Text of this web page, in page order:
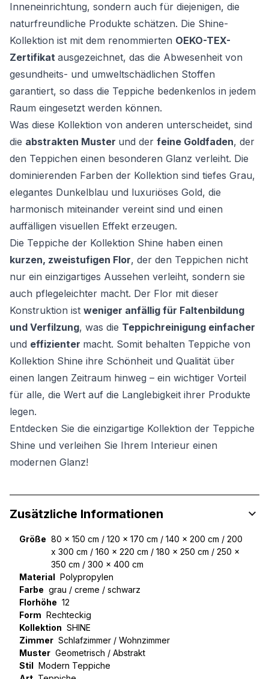
Inneneinrichtung, sondern auch für diejenigen, die
naturfreundliche Produkte schätzen. Die Shine-
Kollektion ist mit dem renommierten OEKO-TEX-
Zertifikat ausgezeichnet, das die Abwesenheit von
gesundheits- und umweltschädlichen Stoffen
garantiert, so dass die Teppiche bedenkenlos in jedem
Raum eingesetzt werden können.
Was diese Kollektion von anderen unterscheidet, sind
die abstrakten Muster und der feine Goldfaden, der
den Teppichen einen besonderen Glanz verleiht. Die
dominierenden Farben der Kollektion sind tiefes Grau,
elegantes Dunkelblau und luxuriöses Gold, die
harmonisch miteinander vereint sind und einen
auffälligen visuellen Effekt erzeugen.
Die Teppiche der Kollektion Shine haben einen
kurzen, zweistufigen Flor, der den Teppichen nicht
nur ein einzigartiges Aussehen verleiht, sondern sie
auch pflegeleichter macht. Der Flor mit dieser
Konstruktion ist weniger anfällig für Faltenbildung
und Verfilzung, was die Teppichreinigung einfacher
und effizienter macht. Somit behalten Teppiche von
Kollektion Shine ihre Schönheit und Qualität über
einen langen Zeitraum hinweg – ein wichtiger Vorteil
für alle, die Wert auf die Langlebigkeit ihrer Produkte
legen.
Entdecken Sie die einzigartige Kollektion der Teppiche
Shine und verleihen Sie Ihrem Interieur einen
modernen Glanz!
Zusätzliche Informationen
Größe 80 x 150 cm / 120 x 170 cm / 140 x 200 cm / 200
x 300 cm / 160 x 220 cm / 180 x 250 cm / 250 x
350 cm / 300 x 400 cm
Material Polypropylen
Farbe grau / creme / schwarz
Florhöhe 12
Form Rechteckig
Kollektion SHINE
Zimmer Schlafzimmer / Wohnzimmer
Muster Geometrisch / Abstrakt
Stil Modern Teppiche